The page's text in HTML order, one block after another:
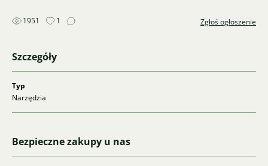
1951 1 Zgłoś ogłoszenie
Szczegóły
Typ
Narzędzia
Bezpieczne zakupy u nas